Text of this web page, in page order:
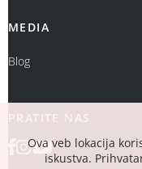
Ova veb lokacija
iskustva.
MEDIA
Blog